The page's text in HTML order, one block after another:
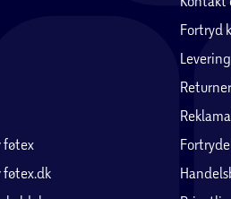
føtex
føtex.dk
Fortryd
Levering